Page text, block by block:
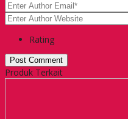
Rating
Produk Terkait